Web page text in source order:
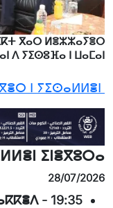
ⴳⴰⵔ ⵍⴻⵣⵣⴰⵢⴻⵔ
ⴷ ⵢⵉⵙⵓⴼⴰ ⵏ ⵡⴰⵎⴰⵏ
ⵉⵏⴻⴳⵓⵔⴰ
28/07/2026
19:35
-